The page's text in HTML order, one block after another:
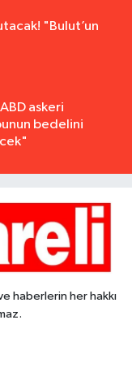
"Bulut’un
askeri
bedelini
haberlerin her hakkı